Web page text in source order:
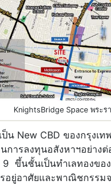
KnightsBridge Space พระร
ป็น New CBD ของกรุงเ
การลงทุนอสังหาฯอย่าง
9 ขึ้นชั้นเป็นทำเลทองขอ
อยู่อาศัยและพาณิชกรรม